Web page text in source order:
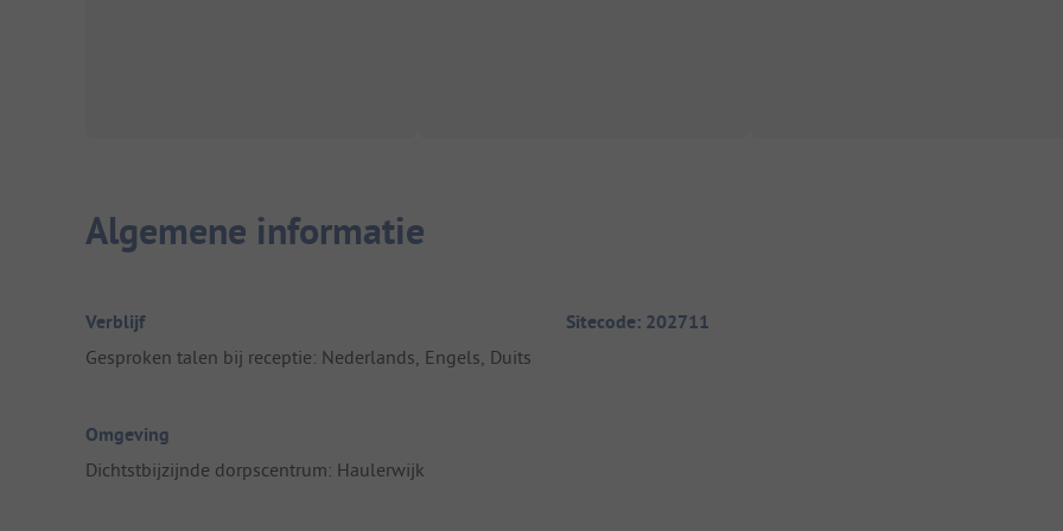
Algemene informatie
Verblijf
Gesproken talen bij receptie: Nederlands, Engels, Duits
Omgeving
Dichtstbijzijnde dorpscentrum: Haulerwijk
Sitecode: 202711